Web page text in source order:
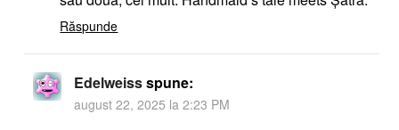
Răspunde
Edelweissspune:
august 22, 2025 la 2:23 PM